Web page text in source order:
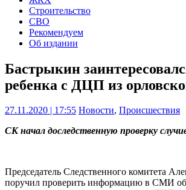
Строительство
СВО
Рекомендуем
Об издании
Бастрыкин
ребенка с ДЦП из
27.11.2020 | 17:55 Новости, Происшествия
СК начал доследственную проверку
Председатель Следственного комитета
поручил проверить информацию в СМИ об